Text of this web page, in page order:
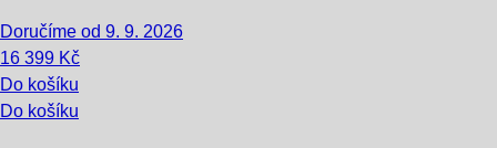
Doručíme od 9. 9. 2026
16 399 Kč
Do košíku
Do košíku